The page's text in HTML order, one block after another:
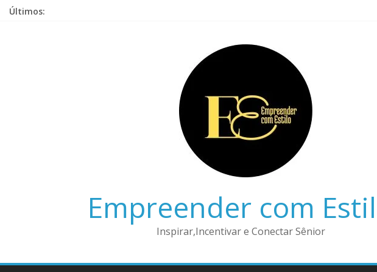
Últimos:
Empreender com
Inspirar,Incentivar e Conectar Sênior